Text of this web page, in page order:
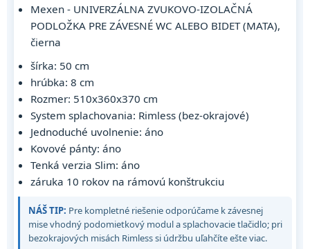
Mexen - UNIVERZÁLNA ZVUKOVO-IZOLAČNÁ
PODLOŽKA PRE ZÁVESNÉ WC ALEBO BIDET (MATA),
čierna
šírka: 50 cm
hrúbka: 8 cm
Rozmer: 510x360x370 cm
System splachovania: Rimless (bez-okrajové)
Jednoduché uvolnenie: áno
Kovové pánty: áno
Tenká verzia Slim: áno
záruka 10 rokov na rámovú konštrukciu
NÁŠ TIP: Pre kompletné riešenie odporúčame k závesnej
mise vhodný podomietkový modul a splachovacie tlačidlo; pri
bezokrajových misách Rimless si údržbu uľahčíte ešte viac.